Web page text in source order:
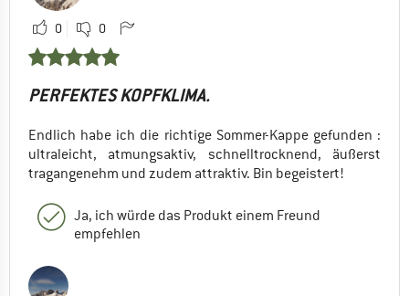
0 0
PERFEKTES KOPFKLIMA.
Endlich habe ich die richtige Sommer-Kappe gefunden :
ultraleicht, atmungsaktiv, schnelltrocknend, äußerst
tragangenehm und zudem attraktiv. Bin begeistert!
Ja, ich würde das Produkt einem Freund
empfehlen